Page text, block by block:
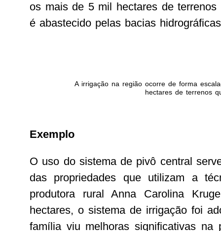
os mais de 5 mil hectares de
é abastecido pelas bacias
A irrigação na região ocorre de forma
hectares de terrenos
Exemplo
O uso do sistema de pivô central
das propriedades que utilizam a
produtora rural Anna Carolina
hectares, o sistema de irrigação foi
família viu melhoras significativas